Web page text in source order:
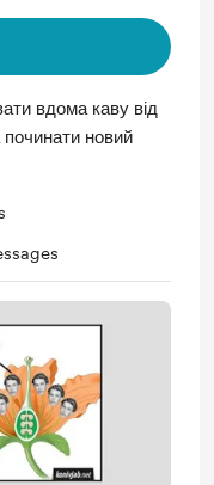
вдома каву від
новий